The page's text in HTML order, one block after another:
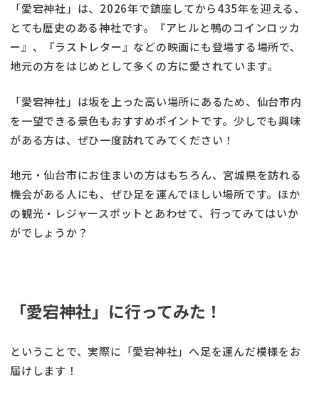
「愛宕神社」は、2026年で鎮座してから435年を迎える、
とても歴史のある神社です。『アヒルと鴨のコインロッカ
ー』、『ラストレター』などの映画にも登場する場所で、
地元の方をはじめとして多くの方に愛されています。
「愛宕神社」は坂を上った高い場所にあるため、仙台市内
を一望できる景色もおすすめポイントです。少しでも興味
がある方は、ぜひ一度訪れてみてください！
地元・仙台市にお住まいの方はもちろん、宮城県を訪れる
機会がある人にも、ぜひ足を運んでほしい場所です。ほか
の観光・レジャースポットとあわせて、行ってみてはいか
がでしょうか？
「愛宕神社」に行ってみた！
ということで、実際に「愛宕神社」へ足を運んだ模様をお
届けします！